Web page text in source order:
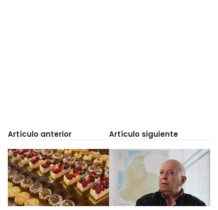
Artículo anterior Artículo siguiente